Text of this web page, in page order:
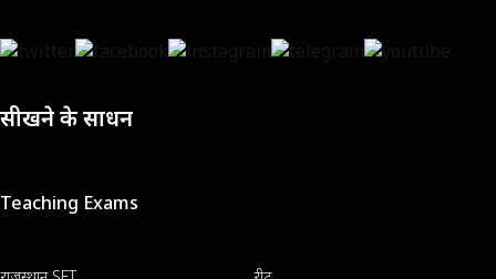
सीखने के साधन
Teaching Exams